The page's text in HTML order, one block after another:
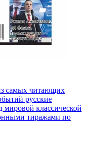
самых читающих
русские
мировой классической
тиражами по